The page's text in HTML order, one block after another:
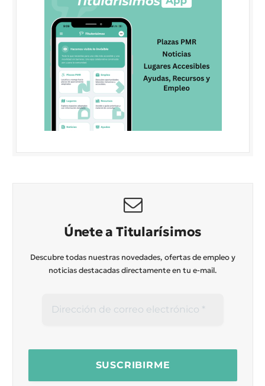
Únete a Titularísimos
Descubre todas nuestras novedades, ofertas de empleo y
noticias destacadas directamente en tu e-mail.